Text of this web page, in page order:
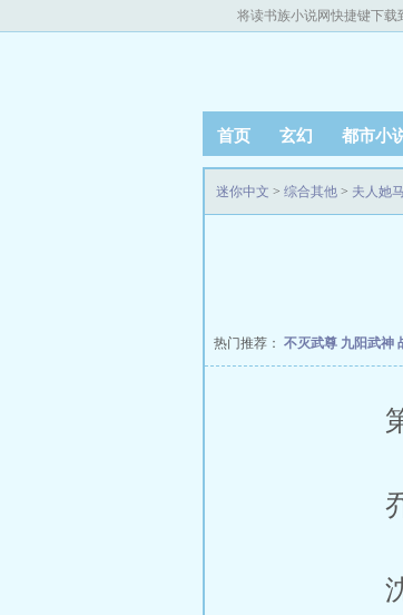
将读书族小说网快捷键下载
首页 玄幻 都市小
迷你中文 > 综合其他 > 夫人她
热门推荐： 不灭武尊 九阳武神
第
乔嗔
沈琼